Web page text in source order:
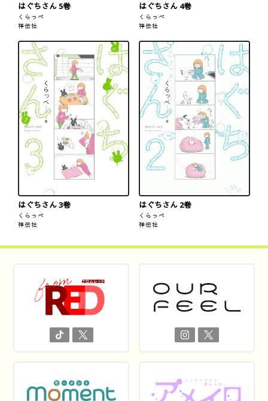
はぐちさん 5巻
くらっぺ
祥伝社
はぐちさん 4巻
くらっぺ
祥伝社
はぐちさん 3巻
くらっぺ
祥伝社
はぐちさん 2巻
くらっぺ
祥伝社